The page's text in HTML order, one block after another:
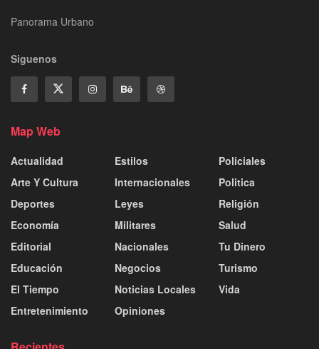
Panorama Urbano
Siguenos
Map Web
Actualidad
Arte Y Cultura
Deportes
Economía
Editorial
Educación
El Tiempo
Entretenimiento
Estilos
Internacionales
Leyes
Militares
Nacionales
Negocios
Noticias Locales
Opiniones
Policiales
Politica
Religión
Salud
Tu Dinero
Turismo
Vida